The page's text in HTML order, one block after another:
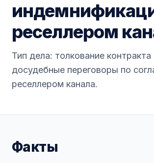
реселлером
Тип дела: толкование контракта
досудебные переговоры по
реселлером канала.
Факты